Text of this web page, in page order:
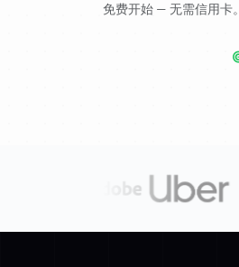
免费开始 — 无需信用卡。